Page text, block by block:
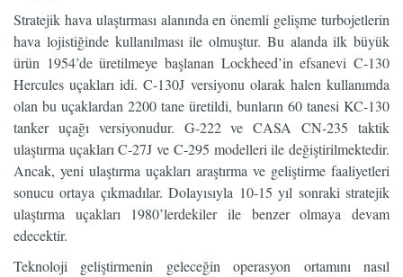
Stratejik hava ulaştırması alanında en önemli gelişme turbojetlerin
hava lojistiğinde kullanılması ile olmuştur. Bu alanda ilk büyük
ürün 1954’de üretilmeye başlanan Lockheed’in efsanevi C-130
Hercules uçakları idi. C-130J versiyonu olarak halen kullanımda
olan bu uçaklardan 2200 tane üretildi, bunların 60 tanesi KC-130
tanker uçağı versiyonudur. G-222 ve CASA CN-235 taktik
ulaştırma uçakları C-27J ve C-295 modelleri ile değiştirilmektedir.
Ancak, yeni ulaştırma uçakları araştırma ve geliştirme faaliyetleri
sonucu ortaya çıkmadılar. Dolayısıyla 10-15 yıl sonraki stratejik
ulaştırma uçakları 1980’lerdekiler ile benzer olmaya devam
edecektir.
Teknoloji geliştirmenin geleceğin operasyon ortamını nasıl